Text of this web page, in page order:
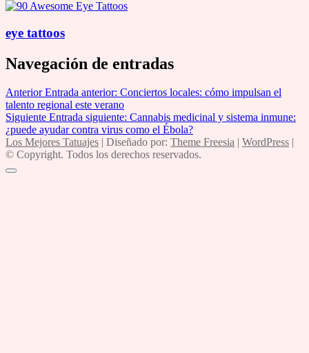
eye tattoos
Navegación de entradas
Anterior Entrada anterior: Conciertos locales: cómo impulsan el
talento regional este verano
Siguiente Entrada siguiente: Cannabis medicinal y sistema inmune:
¿puede ayudar contra virus como el Ébola?
Los Mejores Tatuajes | Diseñado por: Theme Freesia | WordPress |
© Copyright. Todos los derechos reservados.